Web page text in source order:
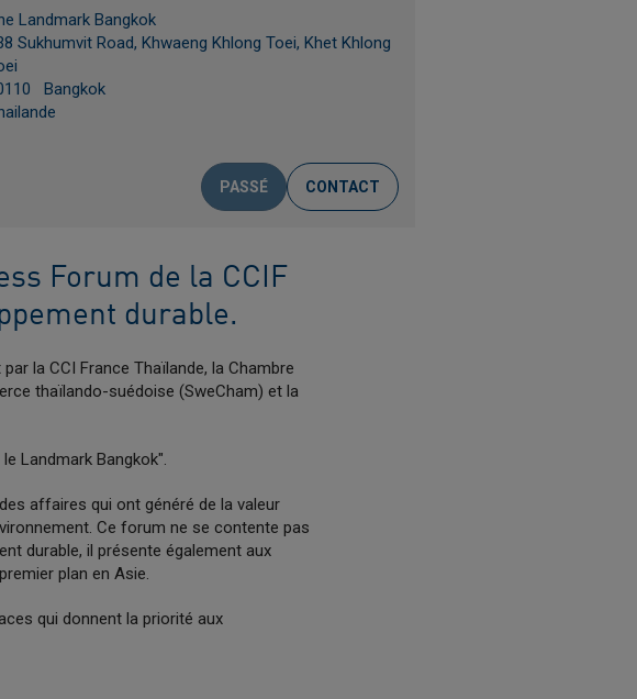
Landmark Bangkok
Sukhumvit Road, Khwaeng Khlong Toei, Khet Khlong
Bangkok
PASSÉ CONTACT
Forum de la CCIF
durable.
la CCI France Thaïlande, la Chambre
thaïlando-suédoise (SweCham) et la
Landmark Bangkok".
affaires qui ont généré de la valeur
Ce forum ne se contente pas
durable, il présente également aux
plan en Asie.
qui donnent la priorité aux